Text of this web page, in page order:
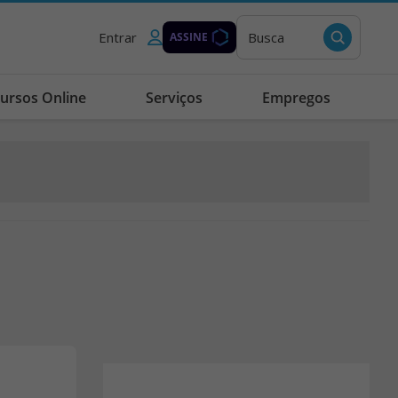
Entrar ASSINE Busca
Online Serviços Empregos